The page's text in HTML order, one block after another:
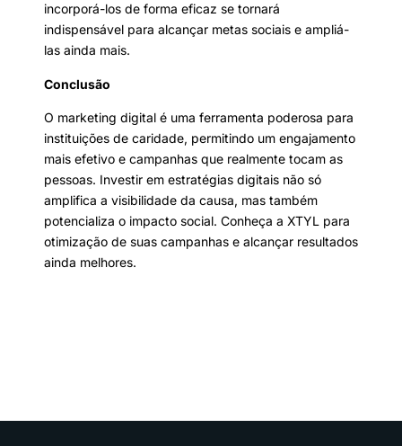
incorporá-los de forma eficaz se tornará
indispensável para alcançar metas sociais e ampliá-
las ainda mais.
Conclusão
O marketing digital é uma ferramenta poderosa para
instituições de caridade, permitindo um engajamento
mais efetivo e campanhas que realmente tocam as
pessoas. Investir em estratégias digitais não só
amplifica a visibilidade da causa, mas também
potencializa o impacto social. Conheça a XTYL para
otimização de suas campanhas e alcançar resultados
ainda melhores.